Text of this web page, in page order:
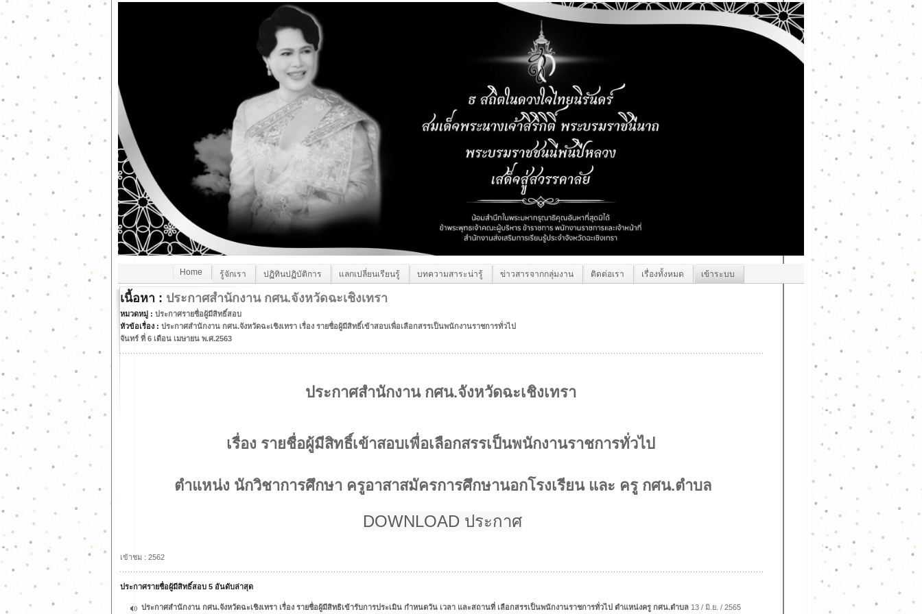
Home รู้จักเรา ปฏิทินปฏิบัติการ แลกเปลี่ยนเรียนรู้ บทความสาระน่ารู้ ข่าวสารจากกลุ่มงาน ติดต่อเรา เรื่องทั้งหมด เข้าระบบ
เนื้อหา : ประกาศสำนักงาน กศน.จังหวัดฉะเชิงเทรา
หมวดหมู่ : ประกาศรายชื่อผู้มีสิทธิ์สอบ
หัวข้อเรื่อง : ประกาศสำนักงาน กศน.จังหวัดฉะเชิงเทรา เรื่อง รายชื่อผู้มีสิทธิ์เข้าสอบเพื่อเลือกสรรเป็นพนักงานราชการทั่วไป
จันทร์ ที่ 6 เดือน เมษายน พ.ศ.2563
ประกาศสำนักงาน กศน.จังหวัดฉะเชิงเทรา
เรื่อง รายชื่อผู้มีสิทธิ์เข้าสอบเพื่อเลือกสรรเป็นพนักงานราชการทั่วไป
ตำแหน่ง นักวิชาการศึกษา ครูอาสาสมัครการศึกษานอกโรงเรียน และ ครู กศน.ตำบล
DOWNLOAD ประกาศ
เข้าชม : 2562
ประกาศรายชื่อผู้มีสิทธิ์สอบ 5 อันดับล่าสุด
ประกาศสำนักงาน กศน.จังหวัดฉะเชิงเทรา เรื่อง รายชื่อผู้มีสิทธิเข้ารับการประเมิน กำหนดวัน เวลา และสถานที่ เลือกสรรเป็นพนักงานราชการทั่วไป ตำแหน่งครู กศน.ตำบล 13 / มิ.ย. / 2565